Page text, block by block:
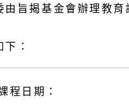
由旨揭基金會辦理教
：
程日期：